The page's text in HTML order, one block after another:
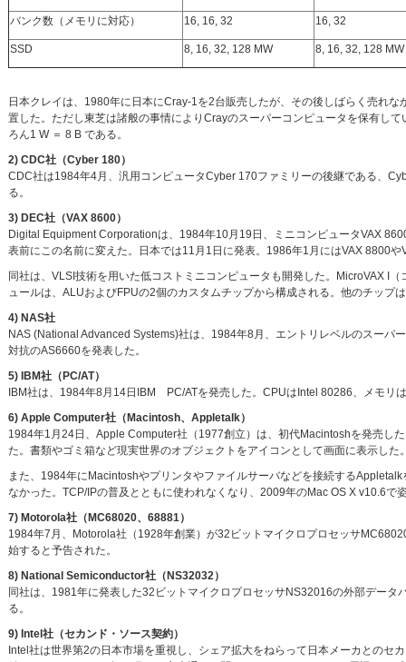
バンク数（メモリに対応） 16, 16, 32 16, 32
SSD 8, 16, 32, 128 MW 8, 16, 32, 128 MW
日本クレイは、1980年に日本にCray-1を2台販売したが、その後しばらく売れ
置した。ただし東芝は諸般の事情によりCrayのスーパーコンピュータを保有し
ろん1 W ＝ 8 B である。
2) CDC社（Cyber 180）
CDC社は1984年4月、汎用コンピュータCyber 170ファミリーの後継である、
る。
3) DEC社（VAX 8600）
Digital Equipment Corporationは、1984年10月19日、ミニコンピュータVAX
表前にこの名前に変えた。日本では11月1日に発表。1986年1月にはVAX 8800や
同社は、VLSI技術を用いた低コストミニコンピュータも開発した。MicroVAX I
ュールは、ALUおよびFPUの2個のカスタムチップから構成される。他のチップ
4) NAS社
NAS (National Advanced Systems)社は、1984年8月、エントリレベルのスー
対抗のAS6660を発表した。
5) IBM社（PC/AT）
IBM社は、1984年8月14日IBM PC/ATを発売した。CPUはIntel 80286、メモリ
6) Apple Computer社（Macintosh、Appletalk）
1984年1月24日、Apple Computer社（1977創立）は、初代Macintoshを発売し
た。書類やゴミ箱など現実世界のオブジェクトをアイコンとして画面に表示した
また、1984年にMacintoshやプリンタやファイルサーバなどを接続する
なかった。TCP/IPの普及とともに使われなくなり、2009年のMac OS X v10.6で
7) Motorola社（MC68020、68881）
1984年7月、Motorola社（1928年創業）が32ビットマイクロプロセッサ
始すると予告された。
8) National Semiconductor社（NS32032）
同社は、1981年に発表した32ビットマイクロプロセッサNS32016の外部デー
る。
9) Intel社（セカンド・ソース契約）
Intel社は世界第2の日本市場を重視し、シェア拡大をねらって日本メーカとの